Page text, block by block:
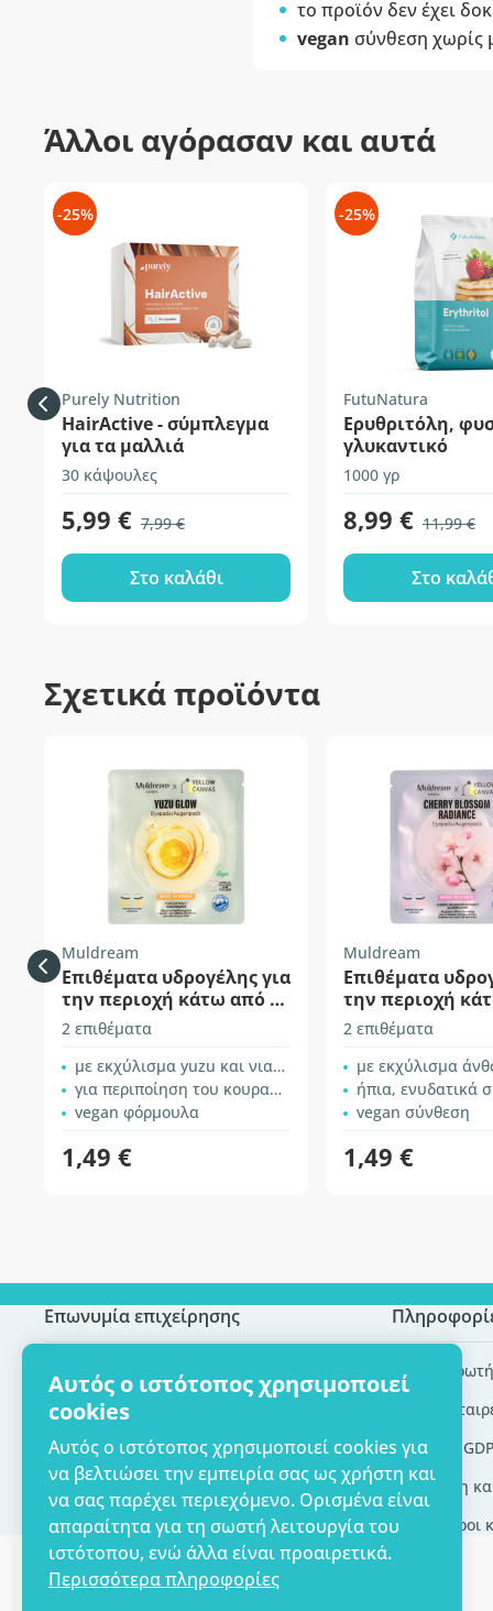
Αυτός ο ιστότοπος χρησιμοποιεί
cookies
Αυτός ο ιστότοπος χρησιμοποιεί cookies για
να βελτιώσει την εμπειρία σας ως χρήστη και
να σας παρέχει περιεχόμενο. Ορισμένα είναι
απαραίτητα για τη σωστή λειτουργία του
ιστότοπου, ενώ άλλα είναι προαιρετικά.
Περισσότερα πληροφορίες
το προϊόν δεν έχει
vegan σύνθεση χωρίς
Άλλοι αγόρασαν και αυτά
-25%
Purely Nutrition
HairActive - σύμπλεγμα
για τα μαλλιά
30 κάψουλες
5,99 € 7,99 €
Στο καλάθι
-25%
FutuNatura
Ερυθριτόλη,
γλυκαντικό
1000 γρ
8,99 € 11,99 €
Στο
Σχετικά προϊόντα
Muldream
Επιθέματα υδρογέλης για
την περιοχή κάτω από τα
μάτια – Yuzu
2 επιθέματα
με εκχύλισμα yuzu και νιασιναμίδη
για περιποίηση του κουρασμένου δέρματος γύρω από τα μάτια
vegan φόρμουλα
1,49 €
Muldream
Επιθέματα
την περιοχή
μάτια – Cherry
2 επιθέματα
με εκχύλισμα
ήπια, ενυδατικά
vegan σύνθεση
1,49 €
Επωνυμία επιχείρησης
Πιστοποίηση ECO
Επικοινωνία
Σχετικά με εμάς
Συχνές
Brands/
Εργαλεία
Παράδοση
Γενικοί όροι